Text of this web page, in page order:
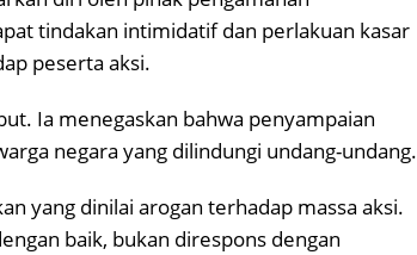
tindakan intimidatif dan perlakuan kasar
peserta aksi.
Ia menegaskan bahwa penyampaian
negara yang dilindungi undang-undang.
yang dinilai arogan terhadap massa aksi.
baik, bukan direspons dengan